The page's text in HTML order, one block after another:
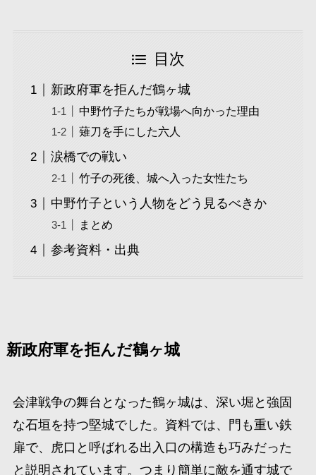
目次
新政府軍を拒んだ鶴ヶ城
中野竹子たちが戦場へ向かった理由
薙刀を手にした六人
涙橋での戦い
竹子の死後、城へ入った女性たち
中野竹子という人物をどう見るべきか
まとめ
参考資料・出典
新政府軍を拒んだ鶴ヶ城
会津戦争の舞台となった鶴ヶ城は、深い堀と強固
な石垣を持つ堅城でした。資料では、門も重い鉄
扉で、虎口と呼ばれる出入口の構造も巧みだった
と説明されています。つまり簡単に敵を通す城で